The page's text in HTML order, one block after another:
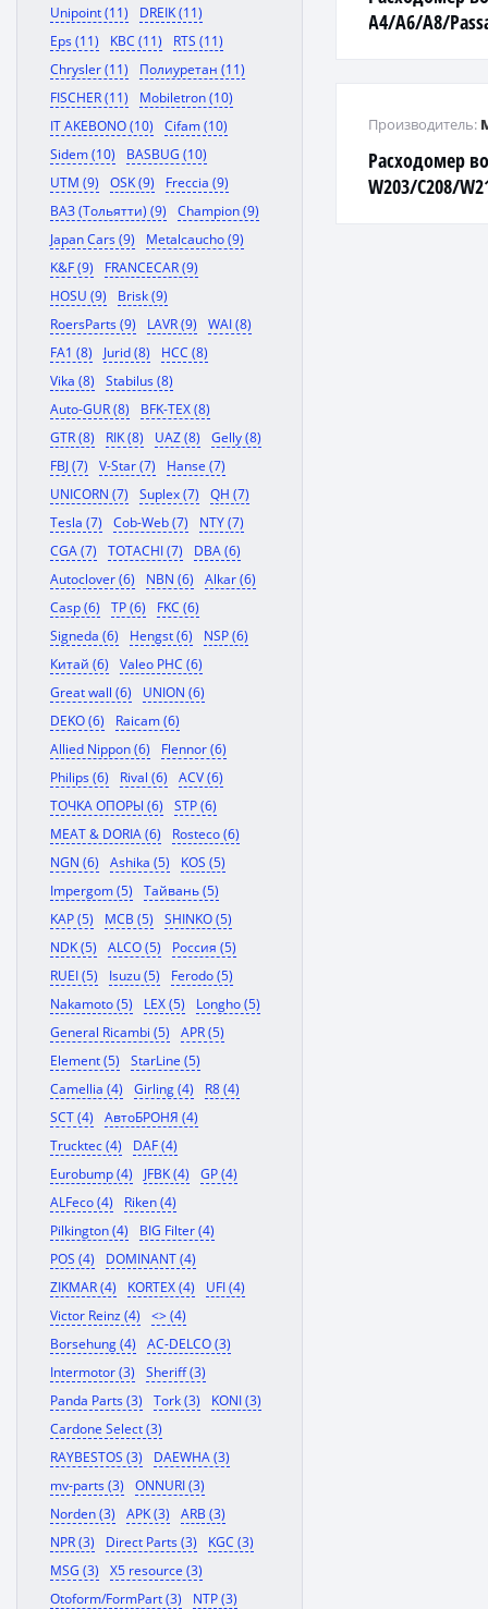
Unipoint (11)
DREIK (11)
Eps (11)
KBC (11)
RTS (11)
Chrysler (11)
Полиуретан (11)
FISCHER (11)
Mobiletron (10)
IT AKEBONO (10)
Cifam (10)
Sidem (10)
BASBUG (10)
UTM (9)
OSK (9)
Freccia (9)
ВАЗ (Тольятти) (9)
Champion (9)
Japan Cars (9)
Metalcaucho (9)
K&F (9)
FRANCECAR (9)
HOSU (9)
Brisk (9)
RoersParts (9)
LAVR (9)
WAI (8)
FA1 (8)
Jurid (8)
HCC (8)
Vika (8)
Stabilus (8)
Auto-GUR (8)
BFK-TEX (8)
GTR (8)
RIK (8) UAZ (8)
Gelly (8)
FBJ (7)
V-Star (7)
Hanse (7)
UNICORN (7)
Suplex (7)
QH (7)
Tesla (7)
Cob-Web (7)
NTY (7)
CGA (7)
TOTACHI (7)
DBA (6)
Autoclover (6)
NBN (6)
Alkar (6)
Casp (6)
TP (6)
FKC (6)
Signeda (6)
Hengst (6)
NSP (6)
Китай (6)
Valeo PHC (6)
Great wall (6)
UNION (6)
DEKO (6)
Raicam (6)
Allied Nippon (6)
Flennor (6)
Philips (6)
Rival (6)
ACV (6)
ТОЧКА ОПОРЫ (6)
STP (6)
MEAT & DORIA (6)
Rosteco (6)
NGN (6)
Ashika (5)
KOS (5)
Impergom (5)
Тайвань (5)
KAP (5)
MCB (5)
SHINKO (5)
NDK (5)
ALCO (5)
Россия (5)
RUEI (5)
Isuzu (5)
Ferodo (5)
Nakamoto (5)
LEX (5)
Longho (5)
General Ricambi (5)
APR (5)
Element (5)
StarLine (5)
Camellia (4)
Girling (4)
R8 (4)
SCT (4)
АвтоБРОНЯ (4)
Trucktec (4)
DAF (4)
Eurobump (4)
JFBK (4)
GP (4)
ALFeco (4)
Riken (4)
Pilkington (4)
BIG Filter (4)
POS (4)
DOMINANT (4)
ZIKMAR (4)
KORTEX (4)
UFI (4)
Victor Reinz (4)
<> (4)
Borsehung (4)
AC-DELCO (3)
Intermotor (3)
Sheriff (3)
Panda Parts (3)
Tork (3)
KONI (3)
Cardone Select (3)
RAYBESTOS (3)
DAEWHA (3)
mv-parts (3)
ONNURI (3)
Norden (3)
APK (3)
ARB (3)
NPR (3)
Direct Parts (3)
KGC (3)
MSG (3)
X5 resource (3)
Otoform/FormPart (3)
NTP (3)
A4/A6/A8/
Расходомер
W203/C208/
Производитель: